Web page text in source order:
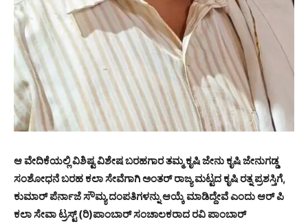
ಆ ವೇದಿಕೆಯಲ್ಲಿ ವಿಶಿಷ್ಟ ವಿಶೇಷ ಬರಹಗಾರ ತಮ್ಮ ಕೃಷಿ ಜೇನು ಕೃಷಿ ಜೇನುಗಡ್ಡ
ಸಂಶೋಧನೆ ಬರಹ ಕಲಾ ಸೇವೆಗಾಗಿ ಅಂತರ್ ರಾಜ್ಯ ಮಟ್ಟದ ಕೃಷಿ ರತ್ನ ಪ್ರಶಸ್ತಿಗೆ,
ಕುಮಾರ್ ಪೆರ್ನಾಜೆ ಸೌಮ್ಯ ದಂಪತಿಗಳನ್ನು ಆಯ್ಕೆ ಮಾಡಿದ್ದೇವೆ ಎಂದು ಆರ್ ಪಿ
ಕಲಾ ಸೇವಾ ಟ್ರಸ್ಟ್ (ರಿ)ಪಾಂಬಾರ್ ಸಂಚಾಲಕರಾದ ರವಿ ಪಾಂಬಾರ್